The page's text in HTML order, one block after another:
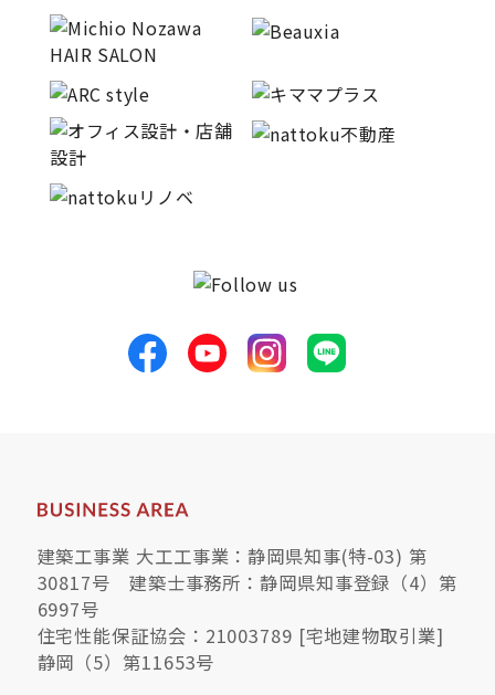
建築工事業 大工工事業：静岡県知事(特-03) 第
30817号 建築士事務所：静岡県知事登録（4）第
6997号
住宅性能保証協会：21003789 [宅地建物取引業]
静岡（5）第11653号